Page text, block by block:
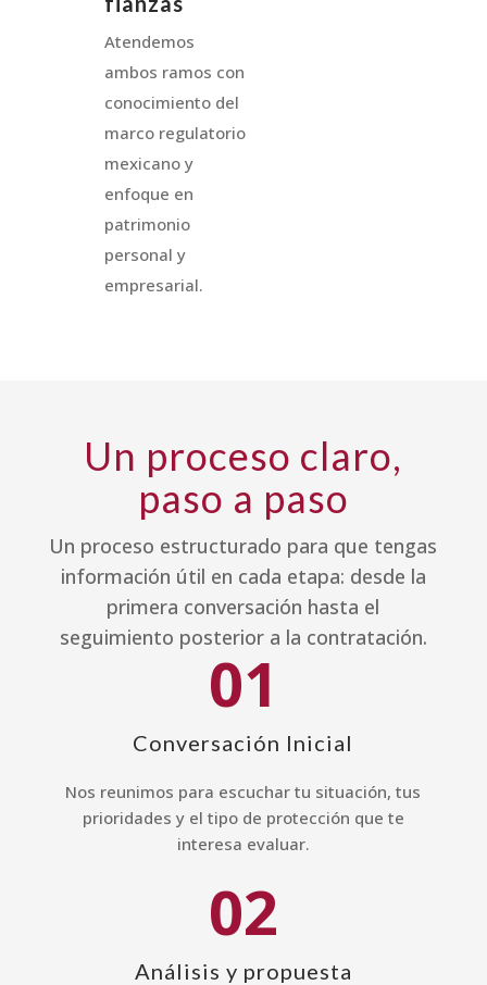
Atendemos
ambos ramos con
conocimiento del
marco regulatorio
mexicano y
enfoque en
patrimonio
personal y
empresarial.
Un proceso claro,
paso a paso
Un proceso estructurado para que tengas
información útil en cada etapa: desde la
primera conversación hasta el
seguimiento posterior a la contratación.
01
Conversación Inicial
Nos reunimos para escuchar tu situación, tus
prioridades y el tipo de protección que te
interesa evaluar.
02
Análisis y propuesta